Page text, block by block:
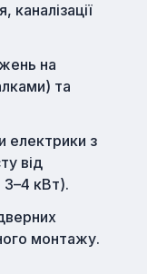
на
та
електрики з
від
кВт).
монтажу.